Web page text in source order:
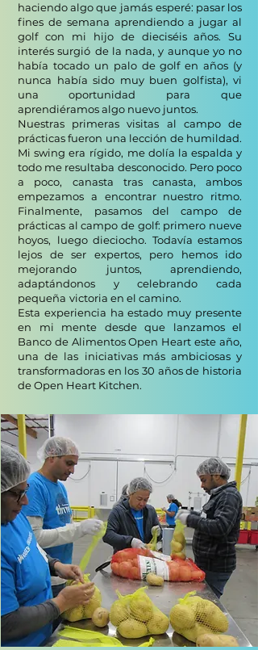
haciendo algo que jamás esperé: pasar los
fines de semana aprendiendo a jugar al
golf con
mi hijo de dieciséis años. Su
interés surgió de la nada, y aunque yo no
había tocado un palo de golf en años (y
nunca había sido muy buen golfista), vi
una oportunidad para
que
aprendiéramos algo nuevo juntos.
Nuestras primeras visitas al campo de
prácticas fueron una lección de humildad.
Mi swing era rígido, me dolía la espalda y
todo me resultaba desconocido. Pero poco
a poco,
canasta tras canasta, ambos
empezamos a encontrar nuestro ritmo.
Finalmente,
pasamos del campo de
prácticas al campo de golf: primero nueve
hoyos,
luego dieciocho. Todavía estamos
lejos de ser expertos, pero hemos ido
mejorando
juntos, aprendiendo,
adaptándonos y celebrando cada
pequeña victoria en el camino.
Esta experiencia ha estado muy presente
en mi mente desde que lanzamos el
Banco de Alimentos Open Heart este año,
una de las iniciativas más ambiciosas y
transformadoras en los 30 años de historia
de Open Heart Kitchen.